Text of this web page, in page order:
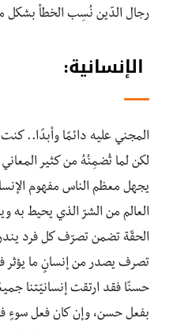
رجال الدّين نُسِب الخطأ بشكل
الإنسانية:
المجني عليه دائمًا وأبدًا..
لكن لما تُضمِنُهُ من كثير
يجهل معظم الناس مفهوم
العالم من الشرّ الذي يحيط به
الحقّة تضمن تصرّف كل فرد
تصرف يصدر من إنسانٍ ما يؤثر
حسنًا فقد ارتقت إنسانيّتنا
بفعل حسن، وإن كان فعل سوءٍ